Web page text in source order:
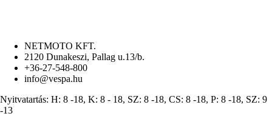
NETMOTO KFT.
2120 Dunakeszi, Pallag u.13/b.
+36-27-548-800
info@vespa.hu
Nyitvatartás: H: 8 -18, K: 8 - 18, SZ: 8 -18, CS: 8 -18, P: 8 -18, SZ: 9
-13